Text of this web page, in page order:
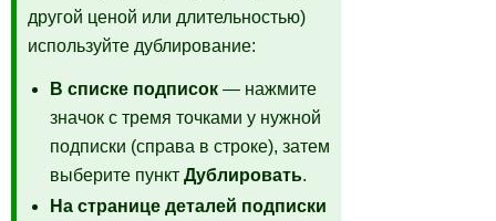
другой ценой или длительностью)
используйте дублирование:
В списке подписок — нажмите
значок с тремя точками у нужной
подписки (справа в строке), затем
выберите пункт Дублировать.
На странице деталей подписки